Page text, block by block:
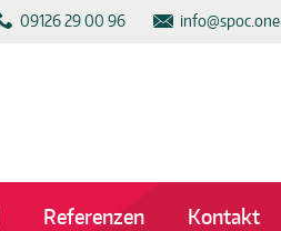
09126 29 00 96 info@spoc.one
Referenzen Kontakt